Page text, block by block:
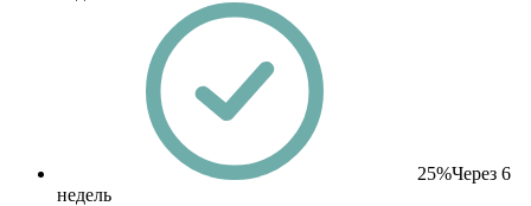
25%Через 6
недель